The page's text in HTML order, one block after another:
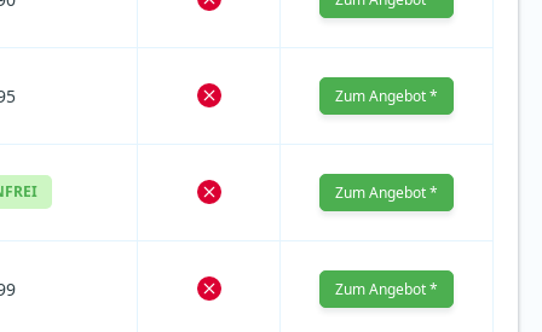
Zum Angebot *
Zum Angebot *
Zum Angebot *